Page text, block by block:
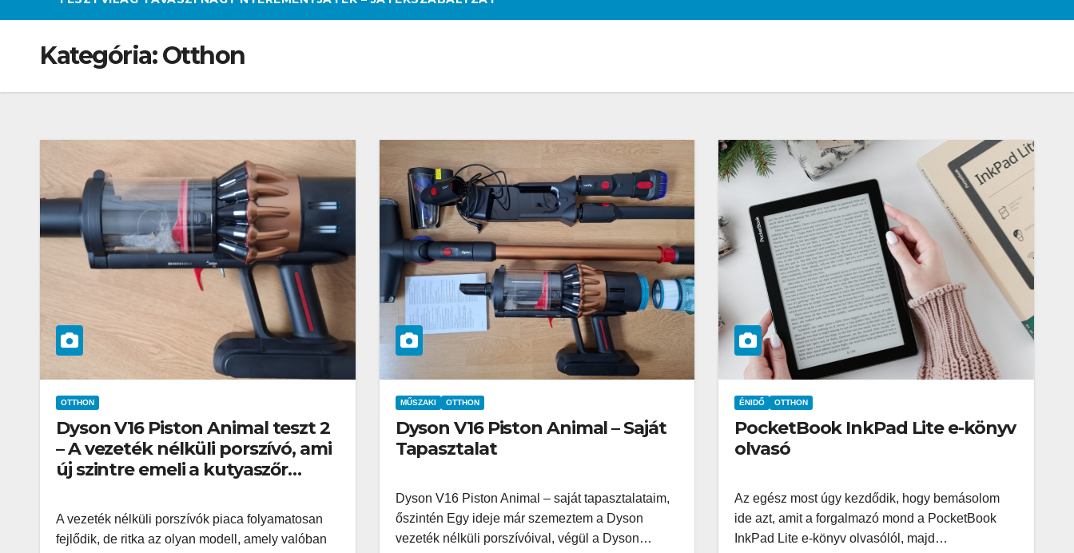
Kategória:Otthon
OTTHON
Dyson V16 Piston Animal teszt 2
– A vezeték nélküli porszívó, ami
új szintre emeli a kutyaszőr
A vezeték nélküli porszívók piaca folyamatosan
fejlődik, de ritka az olyan modell, amely valóban
MŰSZAKI OTTHON
Dyson V16 Piston Animal – Saját
Tapasztalat
Dyson V16 Piston Animal – saját tapasztalataim,
őszintén Egy ideje már szemeztem a Dyson
vezeték nélküli porszívóival, végül a Dyson…
ÉNIDŐ OTTHON
PocketBook InkPad Lite e-könyv
olvasó
Az egész most úgy kezdődik, hogy bemásolom
ide azt, amit a forgalmazó mond a PocketBook
InkPad Lite e-könyv olvasólól, majd…